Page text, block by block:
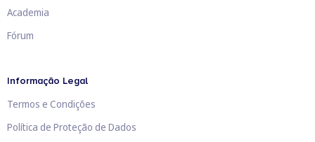
Academia
Fórum
Informação Legal
Termos e Condições
Política de Proteção de Dados